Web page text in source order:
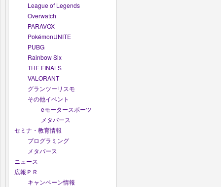
League of Legends
Overwatch
PARAVOX
PokémonUNITE
PUBG
Rainbow Six
THE FINALS
VALORANT
グランツーリスモ
その他イベント
eモータースポーツ
メタバース
セミナ・教育情報
プログラミング
メタバース
ニュース
広報ＰＲ
キャンペーン情報